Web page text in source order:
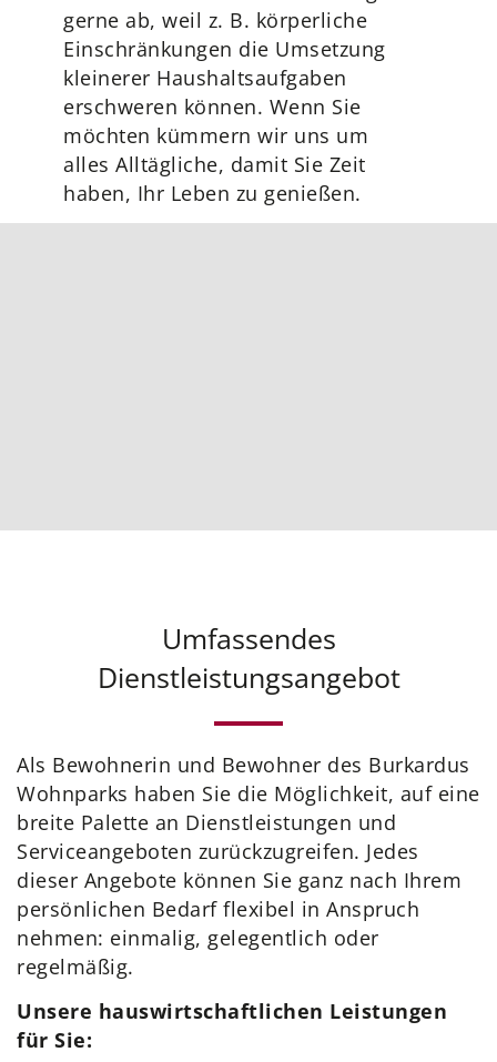
gerne ab, weil z. B. körperliche
Einschränkungen die Umsetzung
kleinerer Haushaltsaufgaben
erschweren können. Wenn Sie
möchten kümmern wir uns um
alles Alltägliche, damit Sie Zeit
haben, Ihr Leben zu genießen.
Umfassendes
Dienstleistungsangebot
Als Bewohnerin und Bewohner des Burkardus
Wohnparks haben Sie die Möglichkeit, auf eine
breite Palette an Dienstleistungen und
Serviceangeboten zurückzugreifen. Jedes
dieser Angebote können Sie ganz nach Ihrem
persönlichen Bedarf flexibel in Anspruch
nehmen: einmalig, gelegentlich oder
regelmäßig.
Unsere hauswirtschaftlichen Leistungen
für Sie: